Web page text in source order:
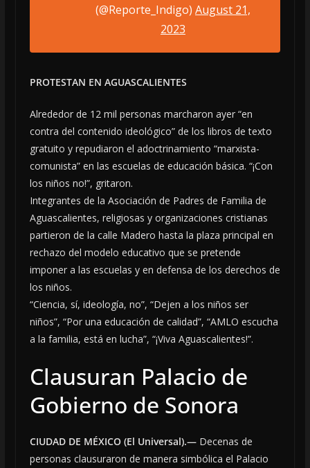
(@Reporte_Indigo) August 21,
2023
PROTESTAN EN AGUASCALIENTES
Alrededor de 12 mil personas marcharon ayer “en
contra del contenido ideológico” de los libros de texto
gratuito y repudiaron el adoctrinamiento “marxista-
comunista” en las escuelas de educación básica. “¡Con
los niños no!”, gritaron.
Integrantes de la Asociación de Padres de Familia de
Aguascalientes, religiosas y organizaciones cristianas
partieron de la calle Madero hasta la plaza principal en
rechazo del modelo educativo que se pretende
imponer a las escuelas y en defensa de los derechos de
los niños.
“Ciencia, sí, ideología, no”, “Dejen a los niños ser
niños”, “Por una educación de calidad”, “AMLO escucha
a la familia, está en lucha”, “¡Viva Aguascalientes!”.
Clausuran Palacio de
Gobierno de Sonora
CIUDAD DE MÉXICO (El Universal).—Decenas de
personas clausuraron de manera simbólica el Palacio